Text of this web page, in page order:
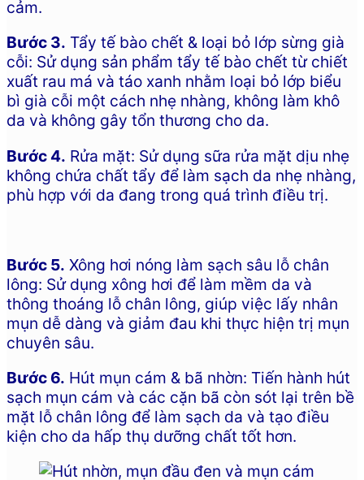
cảm.
Bước 3. Tẩy tế bào chết & loại bỏ lớp sừng già
cỗi: Sử dụng sản phẩm tẩy tế bào chết từ chiết
xuất rau má và táo xanh nhằm loại bỏ lớp biểu
bì già cỗi một cách nhẹ nhàng, không làm khô
da và không gây tổn thương cho da.
Bước 4. Rửa mặt: Sử dụng sữa rửa mặt dịu nhẹ
không chứa chất tẩy để làm sạch da nhẹ nhàng,
phù hợp với da đang trong quá trình điều trị.
Bước 5. Xông hơi nóng làm sạch sâu lỗ chân
lông: Sử dụng xông hơi để làm mềm da và
thông thoáng lỗ chân lông, giúp việc lấy nhân
mụn dễ dàng và giảm đau khi thực hiện trị mụn
chuyên sâu.
Bước 6. Hút mụn cám & bã nhờn: Tiến hành hút
sạch mụn cám và các cặn bã còn sót lại trên bề
mặt lỗ chân lông để làm sạch da và tạo điều
kiện cho da hấp thụ dưỡng chất tốt hơn.